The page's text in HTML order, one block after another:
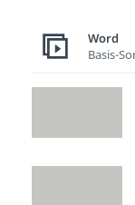
Word
Basis-